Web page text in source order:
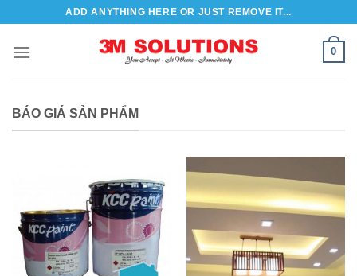
nội
ADD ANYTHING HERE OR JUST REMOVE IT...
0
BÁO GIÁ SẢN PHẨM